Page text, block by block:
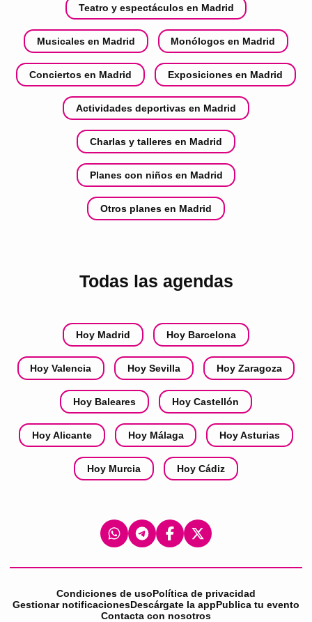
Teatro y espectáculos en Madrid
Musicales en Madrid Monólogos en Madrid
Conciertos en Madrid Exposiciones en Madrid
Actividades deportivas en Madrid
Charlas y talleres en Madrid
Planes con niños en Madrid
Otros planes en Madrid
Todas las agendas
Hoy Madrid Hoy Barcelona
Hoy Valencia Hoy Sevilla Hoy Zaragoza
Hoy Baleares Hoy Castellón
Hoy Alicante Hoy Málaga Hoy Asturias
Hoy Murcia Hoy Cádiz
Condiciones de usoPolítica de privacidad
Gestionar notificacionesDescárgate la appPublica tu evento
Contacta con nosotros